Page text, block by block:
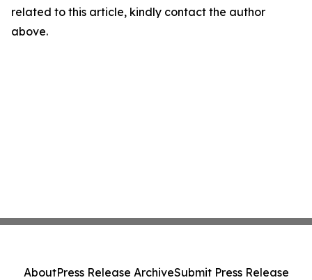
related to this article, kindly contact the author
above.
AboutPress Release ArchiveSubmit Press Release